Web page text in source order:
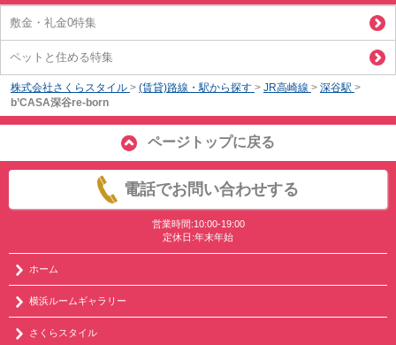
敷金・礼金0特集
ペットと住める特集
株式会社さくらスタイル > (賃貸)路線・駅から探す > JR高崎線 > 深谷駅 >
b’CASA深谷re-born
ページトップに戻る
電話でお問い合わせする
営業時間:10:00-19:00
定休日:年末年始
ホーム
横浜ルームギャラリー
さくらスタイル